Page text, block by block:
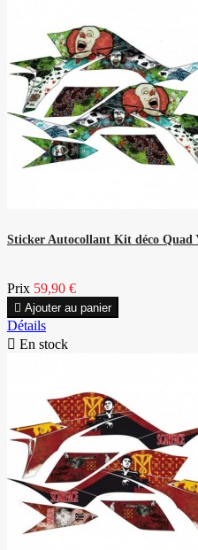
Sticker Autocollant Kit déco Quad
Prix 59,90 €
 Ajouter au panier
Détails
 En stock